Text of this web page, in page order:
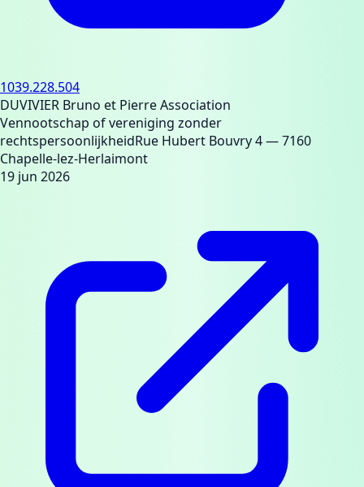
1039.228.504
DUVIVIER Bruno et Pierre Association
Vennootschap of vereniging zonder
rechtspersoonlijkheidRue Hubert Bouvry 4— 7160
Chapelle-lez-Herlaimont
19 jun 2026